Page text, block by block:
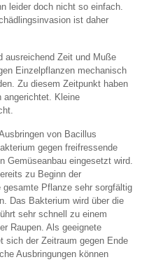
leider doch nicht so einfach.
ist daher
ausreichend Zeit und Muße
Einzelpflanzen mechanisch
Zu diesem Zeitpunkt haben
angerichtet. Kleine
von Bacillus
gegen freifressende
Gemüseanbau eingesetzt wird.
zu Beginn der
Pflanze sehr sorgfältig
Das Bakterium wird über die
sehr schnell zu einem
Raupen. Als geeignete
sich der Zeitraum gegen Ende
Ausbringungen können